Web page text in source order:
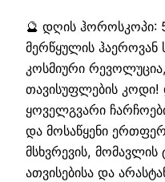
🔮 დღის ჰოროსკოპი:
მერწყულის ჰაეროვან
კოსმიური
თავისუფლების კოდი!
ყოველგვარი
და მოსაწყენი
მსხვრევის,
ათვისებისა და